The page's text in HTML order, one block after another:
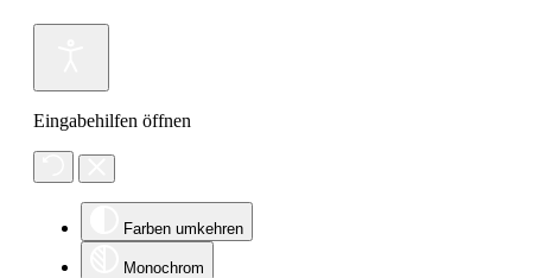
Eingabehilfen öffnen
Farben umkehren
Monochrom